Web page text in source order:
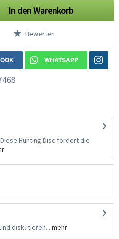
In denWarenkorb
Bewerten
WHATSAPP
Hunting Disc fördert die
diskutieren... mehr